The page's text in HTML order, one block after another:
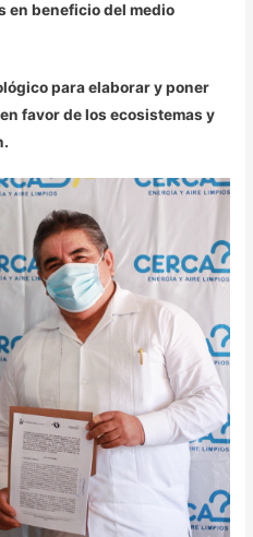
en beneficio del medio
para elaborar y poner
favor de los ecosistemas y